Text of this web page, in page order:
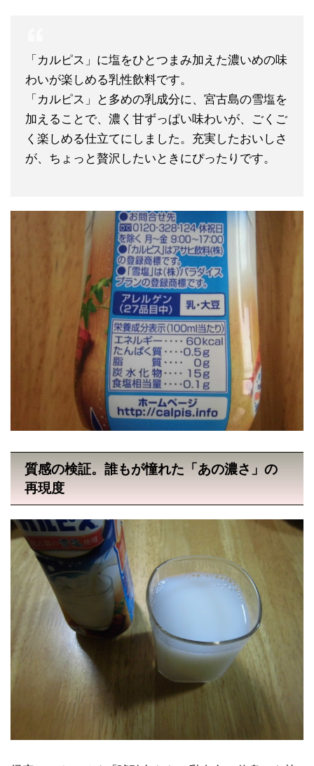
「カルピス」に塩をひとつまみ加えた濃いめの味
わいが楽しめる乳性飲料です。
「カルピス」と多めの乳成分に、宮古島の雪塩を
加えることで、濃く甘ずっぱい味わいが、ごくご
く楽しめる仕立てにしました。充実したおいしさ
が、ちょっと贅沢したいときにぴったりです。
質感の検証。誰もが憧れた「あの濃さ」の
再現度